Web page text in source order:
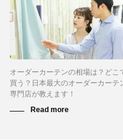
オーダーカーテンの相場は？どこ
買う？日本最大のオーダーカーテ
専門店が教えます！